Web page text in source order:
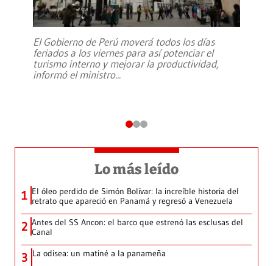
El Gobierno de Perú moverá todos los días
feriados a los viernes para así potenciar el
turismo interno y mejorar la productividad,
informó el ministro...
Lo más leído
1 El óleo perdido de Simón Bolívar: la increíble historia del
retrato que apareció en Panamá y regresó a Venezuela
2 Antes del SS Ancon: el barco que estrenó las esclusas del
Canal
3 La odisea: un matiné a la panameña